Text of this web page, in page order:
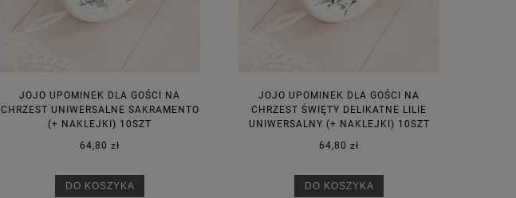
JOJO UPOMINEK DLA GOŚCI NA
CHRZEST UNIWERSALNE SAKRAMENTO
(+ NAKLEJKI) 10SZT
64,80 zł
DO KOSZYKA
JOJO UPOMINEK DLA GOŚCI NA
CHRZEST ŚWIĘTY DELIKATNE LILIE
UNIWERSALNY (+ NAKLEJKI) 10SZT
64,80 zł
DO KOSZYKA